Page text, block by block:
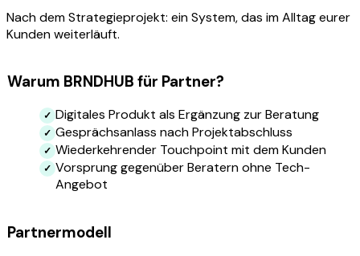
Nach dem Strategieprojekt: ein System, das im Alltag eurer
Kunden weiterläuft.
Warum BRNDHUB für Partner?
Digitales Produkt als Ergänzung zur Beratung
Gesprächsanlass nach Projektabschluss
Wiederkehrender Touchpoint mit dem Kunden
Vorsprung gegenüber Beratern ohne Tech-
Angebot
Partnermodell